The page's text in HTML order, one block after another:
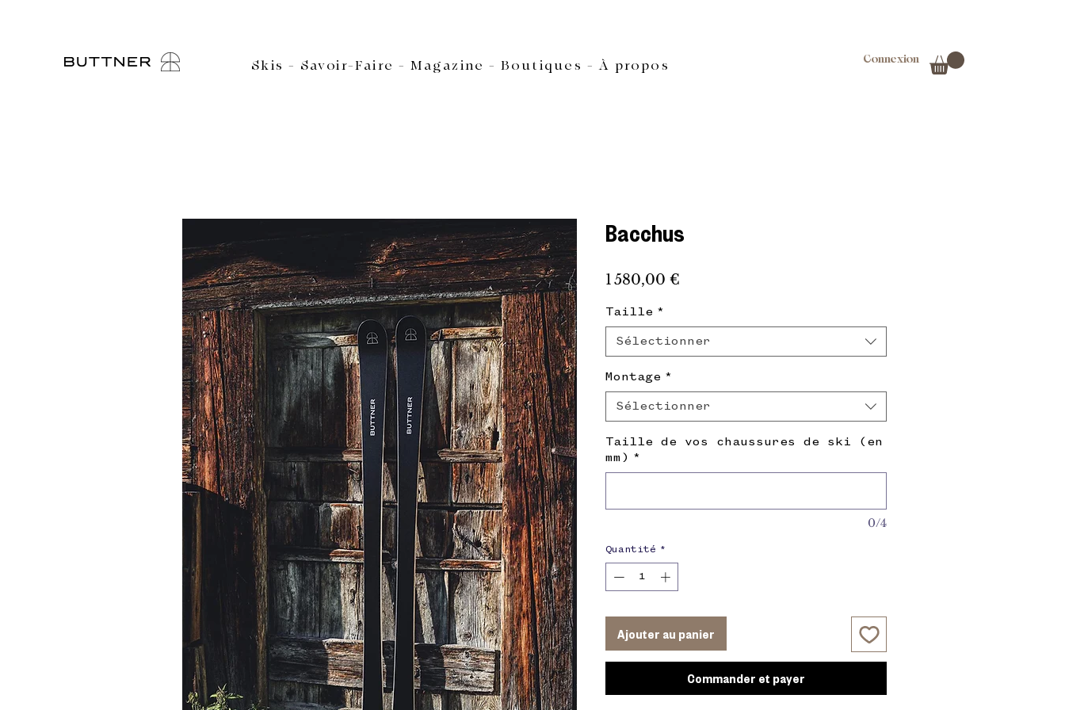
Skis - Savoir-Faire - M agazine - Boutiques -À propos Connexion
Bacchus
1 580,00 €
Taille *
Sélectionner
Montage *
Sélectionner
Taille de vos chaussures de ski (en
mm) *
0/4
Quantité *
Ajouter au panier
Commander et payer